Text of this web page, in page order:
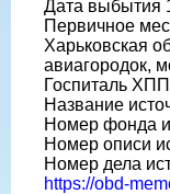
Дата выбытия
Первичное
Харьковская
авиагородок,
Госпиталь
Название
Номер фонда
Номер описи
Номер дела
https://obd-